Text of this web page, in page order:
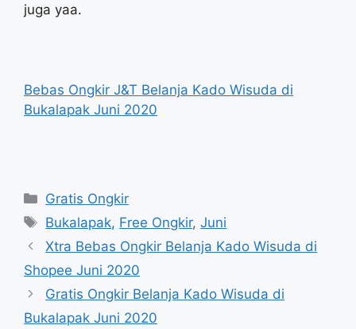
juga yaa.
Bebas Ongkir J&T Belanja Kado Wisuda di
Bukalapak Juni 2020
Categories
Gratis Ongkir
Tags
Bukalapak, Free Ongkir,Juni
Xtra Bebas Ongkir Belanja Kado Wisuda di
Shopee Juni 2020
Gratis Ongkir Belanja Kado Wisuda di
Bukalapak Juni 2020